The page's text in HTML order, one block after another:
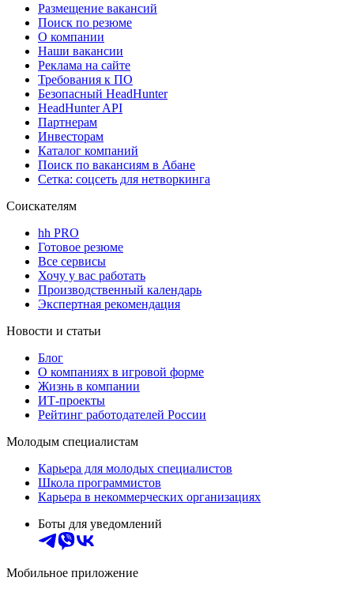
Размещение вакансий
Поиск по резюме
О компании
Наши вакансии
Реклама на сайте
Требования к ПО
Безопасный HeadHunter
HeadHunter API
Партнерам
Инвесторам
Каталог компаний
Поиск по вакансиям в Абане
Сетка: соцсеть для нетворкинга
Соискателям
hh PRO
Готовое резюме
Все сервисы
Хочу у вас работать
Производственный календарь
Экспертная рекомендация
Новости и статьи
Блог
О компаниях в игровой форме
Жизнь в компании
ИТ-проекты
Рейтинг работодателей России
Молодым специалистам
Карьера для молодых специалистов
Школа программистов
Карьера в некоммерческих организациях
Боты для уведомлений
Мобильное приложение